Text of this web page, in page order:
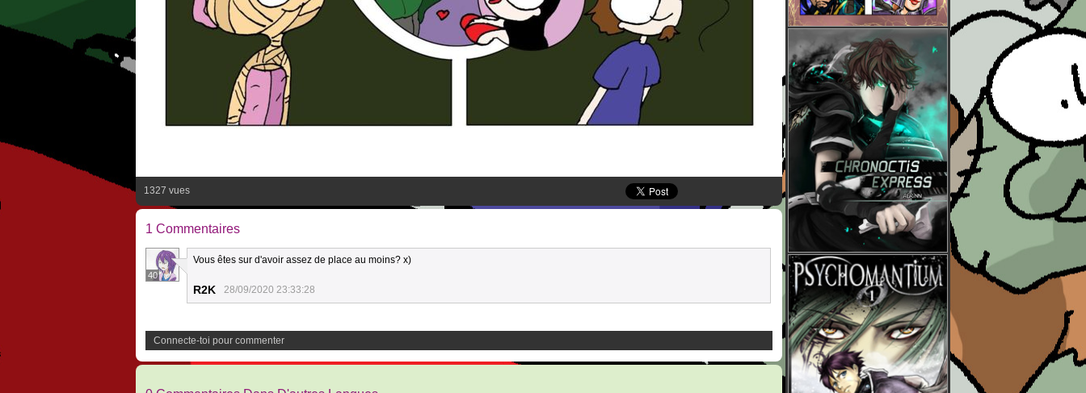
1327 vues
1 Commentaires
40
Vous êtes sur d'avoir assez de place au moins? x)
R2K 28/09/2020 23:33:28
Connecte-toi pour commenter